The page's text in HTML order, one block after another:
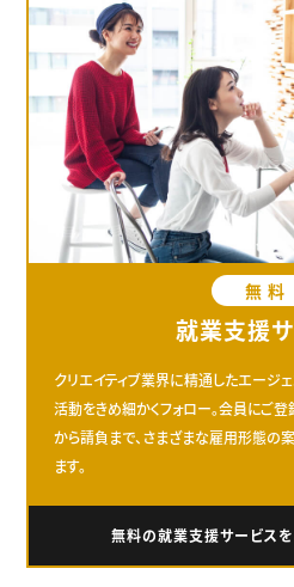
無料
就業支援
クリエイティブ業界に精通したエージ
活動をきめ細かくフォロー。会員にご登
から請負まで、さまざまな雇用形態の
ます。
無料の就業支援サービス